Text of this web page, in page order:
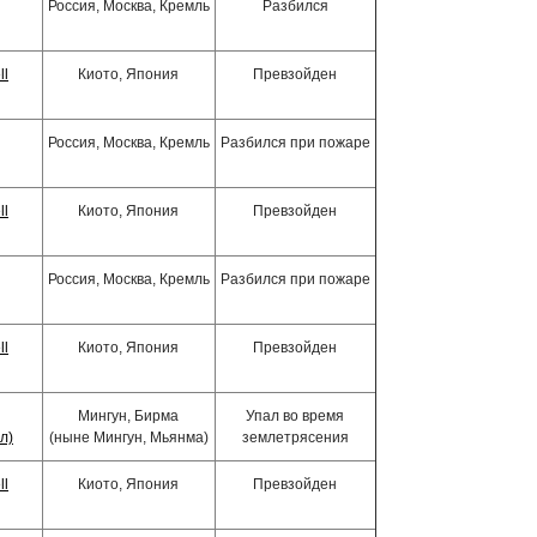
Россия, Москва, Кремль Разбился
Киото, Япония Превзойден
Россия, Москва, Кремль Разбился при пожаре
Киото, Япония Превзойден
Россия, Москва, Кремль Разбился при пожаре
Киото, Япония Превзойден
Мингун, Бирма
(ныне Мингун, Мьянма)
Упал во время
землетрясения
Киото, Япония Превзойден